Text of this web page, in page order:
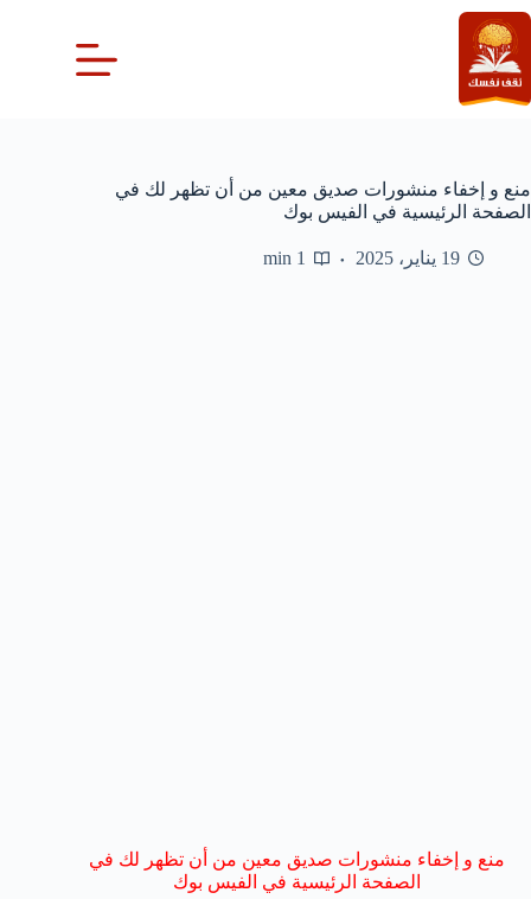
التجاوز
إلى
المحتوى
منع و إخفاء منشورات صديق معين من أن تظهر لك في
الصفحة الرئيسية في الفيس بوك
19 يناير، 2025 1 min
منع و إخفاء منشورات صديق معين من أن تظهر لك في
الصفحة الرئيسية في الفيس بوك